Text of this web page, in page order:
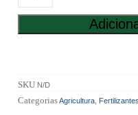
SKU N/D
CategoriasAgricultura Fertilizantes